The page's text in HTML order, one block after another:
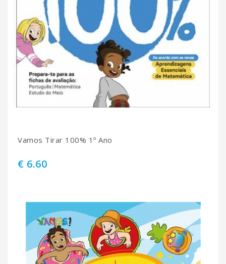
Vamos Tirar 100% 1º Ano
€ 6.60